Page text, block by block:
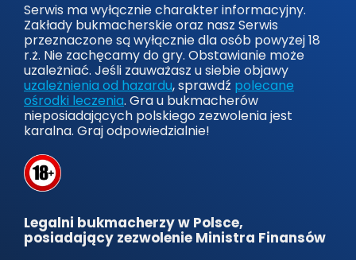
Serwis ma wyłącznie charakter informacyjny.
Zakłady bukmacherskie oraz nasz Serwis
przeznaczone są wyłącznie dla osób powyżej 18
r.ż. Nie zachęcamy do gry. Obstawianie może
uzależniać. Jeśli zauważasz u siebie objawy
uzależnienia od hazardu, sprawdź polecane
ośrodki leczenia. Gra u bukmacherów
nieposiadających polskiego zezwolenia jest
karalna. Graj odpowiedzialnie!
Legalni bukmacherzy w Polsce,
posiadający zezwolenie Ministra Finansów